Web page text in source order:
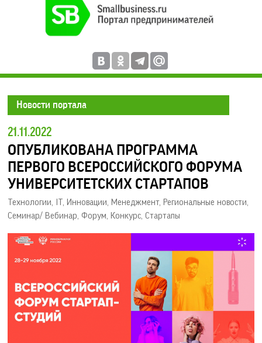
Новости портала
21.11.2022
ОПУБЛИКОВАНА ПРОГРАММА
ПЕРВОГО ВСЕРОССИЙСКОГО ФОРУМА
УНИВЕРСИТЕТСКИХ СТАРТАПОВ
Технологии, IT, Инновации Менеджмент, Региональные новости
Семинар/ Вебинар Форум Конкурс Стартапы